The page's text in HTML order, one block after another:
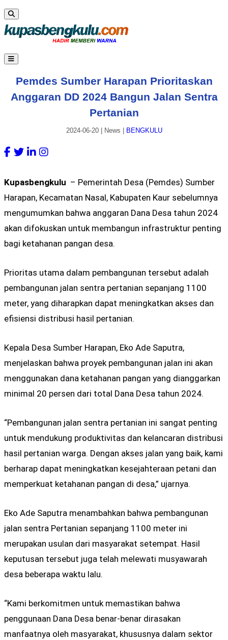
Pemdes Sumber Harapan Prioritaskan
Anggaran DD 2024 Bangun Jalan Sentra
Pertanian
2024-06-20| News BENGKULU
Kupasbengkulu – Pemerintah Desa (Pemdes) Sumber
Harapan, Kecamatan Nasal, Kabupaten Kaur sebelumnya
mengumumkan bahwa anggaran Dana Desa tahun 2024
akan difokuskan untuk membangun infrastruktur penting
bagi ketahanan pangan desa.
Prioritas utama dalam pembangunan tersebut adalah
pembangunan jalan sentra pertanian sepanjang 1100
meter, yang diharapkan dapat meningkatkan akses dan
efisiensi distribusi hasil pertanian.
Kepala Desa Sumber Harapan, Eko Ade Saputra,
menjelaskan bahwa proyek pembangunan jalan ini akan
menggunakan dana ketahanan pangan yang dianggarkan
minimal 20 persen dari total Dana Desa tahun 2024.
“Pembangunan jalan sentra pertanian ini sangat penting
untuk mendukung produktivitas dan kelancaran distribusi
hasil pertanian warga. Dengan akses jalan yang baik, kami
berharap dapat meningkatkan kesejahteraan petani dan
memperkuat ketahanan pangan di desa,” ujarnya.
Eko Ade Saputra menambahkan bahwa pembangunan
jalan sentra Pertanian sepanjang 1100 meter ini
merupakan usulan dari masyarakat setempat. Hasil
keputusan tersebut juga telah melewati musyawarah
desa beberapa waktu lalu.
“Kami berkomitmen untuk memastikan bahwa
penggunaan Dana Desa benar-benar dirasakan
manfaatnya oleh masyarakat, khususnya dalam sektor